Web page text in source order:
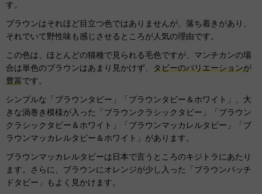
す。
ブラウンはそれほど目立つ色ではありませんが、落ち着きがあり、
それでいて野性味も感じさせるところが人気の理由です。
この色は、ほとんどの猫種で見られる毛色ですが、マンチカンの場
合は単色のブラウンはあまり見かけず、 タビーのバリエーションが
豊富です。
シンプルな「ブラウンタビー」「ブラウンタビー＆ホワイト」、大
きな渦巻き模様が入った「ブラウンクラシックタビー」「ブラウン
クラシックタビー＆ホワイト」「ブラウンマッカレルタビー」「ブ
ラウンマッカレルタビー＆ホワイト」があります。
ブラウンマッカレルタビーは日本で言うところのキジトラにあたり
ます。さらに、ブラウンにオレンジが少し入った「ブラウンパッチ
ドタビー」もよく見かけます。